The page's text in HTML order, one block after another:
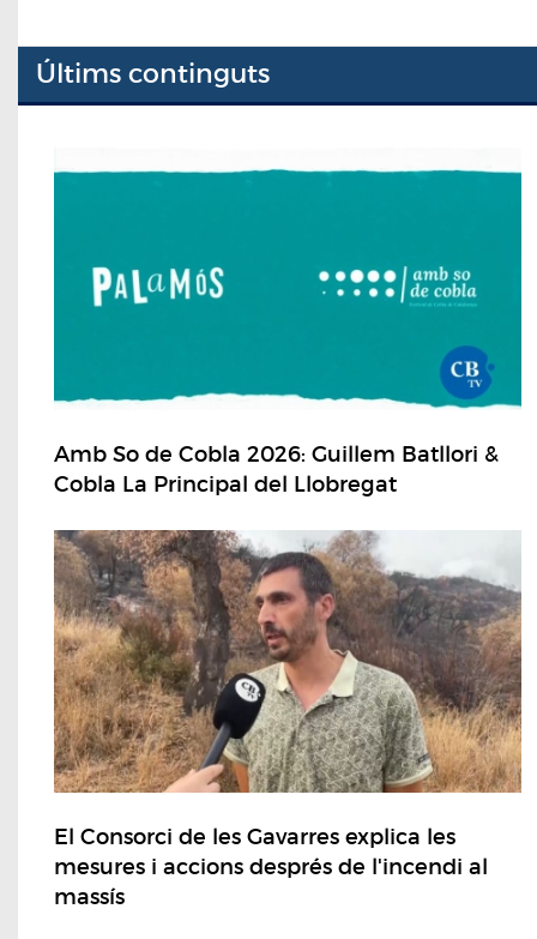
Últims continguts
Amb So de Cobla 2026: Guillem Batllori &
Cobla La Principal del Llobregat
El Consorci de les Gavarres explica les
mesures i accions després de l'incendi al
massís